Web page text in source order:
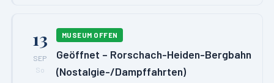
13
SEP
So
MUSEUM OFFEN
Geöffnet – Rorschach-Heiden-Bergbahn
(Nostalgie-/Dampffahrten)